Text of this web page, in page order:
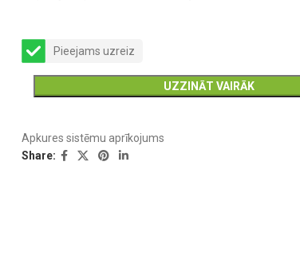
Pieejams uzreiz
UZZINĀT VAIRĀK
Apkures sistēmu aprīkojums
Share: